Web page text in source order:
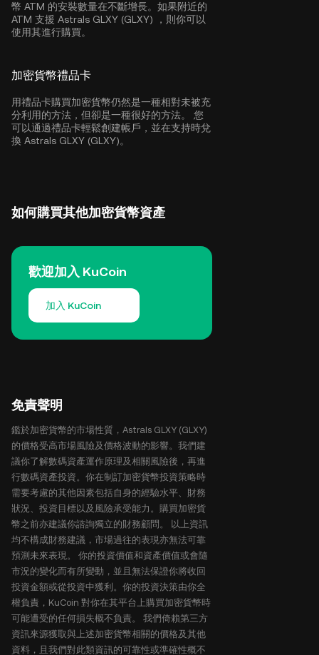
幣 ATM 的安裝數量在不斷增長。如果附近的
ATM 支援 Astrals GLXY (GLXY) ，則你可以
使用其進行購買。
加密貨幣禮品卡
用禮品卡購買加密貨幣仍然是一種相對未被充
分利用的方法，但卻是一種很好的方法。 您
可以通過禮品卡輕鬆創建帳戶，並在支持時兌
換 Astrals GLXY (GLXY)。
如何購買其他加密貨幣資產
歡迎加入 KuCoin
加入 KuCoin
免責聲明
鑑於加密貨幣的市場性質，Astrals GLXY (GLXY)
的價格受高市場風險及價格波動的影響。我們建
議你了解數碼資產運作原理及相關風險後，再進
行數碼資產投資。你在制訂加密貨幣投資策略時
需要考慮的其他因素包括自身的經驗水平、財務
狀況、投資目標以及風險承受能力。購買加密貨
幣之前亦建議你諮詢獨立的財務顧問。 以上資訊
均不構成財務建議，市場過往的表現亦無法可靠
預測未來表現。 你的投資價值和資產價值或會隨
市況的變化而有所變動，並且無法保證你將收回
投資金額或從投資中獲利。你的投資決策由你全
權負責，KuCoin 對你在其平台上購買加密貨幣時
可能遭受的任何損失概不負責。 我們倚賴第三方
資訊來源獲取與上述加密貨幣相關的價格及其他
資料，且我們對此類資訊的可靠性或準確性概不